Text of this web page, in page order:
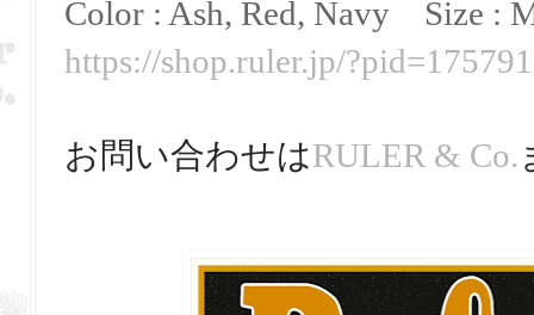
Color : Ash, Red, Navy Size :
https://shop.ruler.jp/
お問い合わせはRULER & Co.